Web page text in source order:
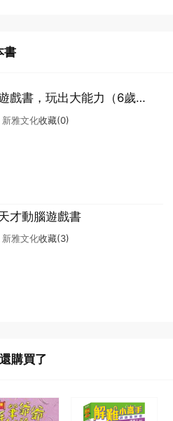
書
戲書，玩出大能力（6歲或
新雅文化收藏(0)
才動腦遊戲書
新雅文化收藏(3)
購買了